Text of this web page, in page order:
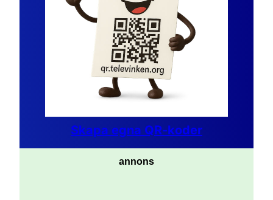
Skapa egna QR-koder
annons